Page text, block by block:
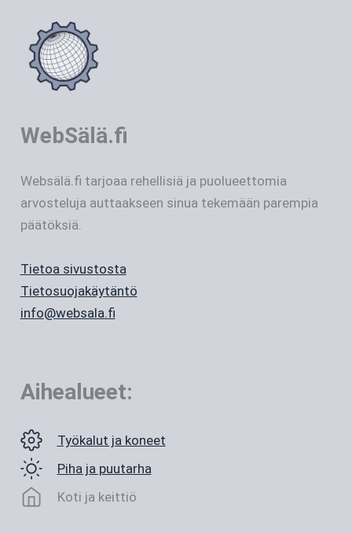
WebSälä.fi
Websälä.fi tarjoaa rehellisiä ja puolueettomia
arvosteluja auttaakseen sinua tekemään parempia
päätöksiä.
Tietoa sivustosta
Tietosuojakäytäntö
info@websala.fi
Aihealueet:
Työkalut ja koneet
Piha ja puutarha
Koti ja keittiö